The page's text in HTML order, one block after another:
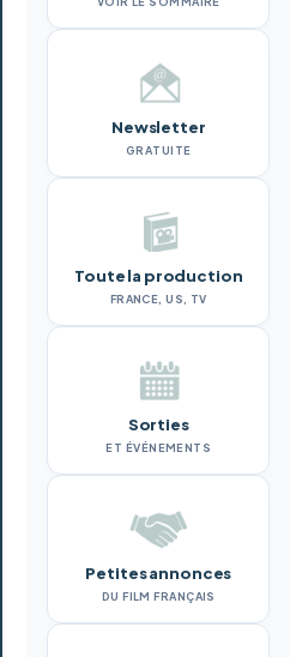
Newsletter
GRATUITE
Toute la production
FRANCE, US, TV
Sorties
ET ÉVÉNEMENTS
Petites annonces
DU FILM FRANÇAIS